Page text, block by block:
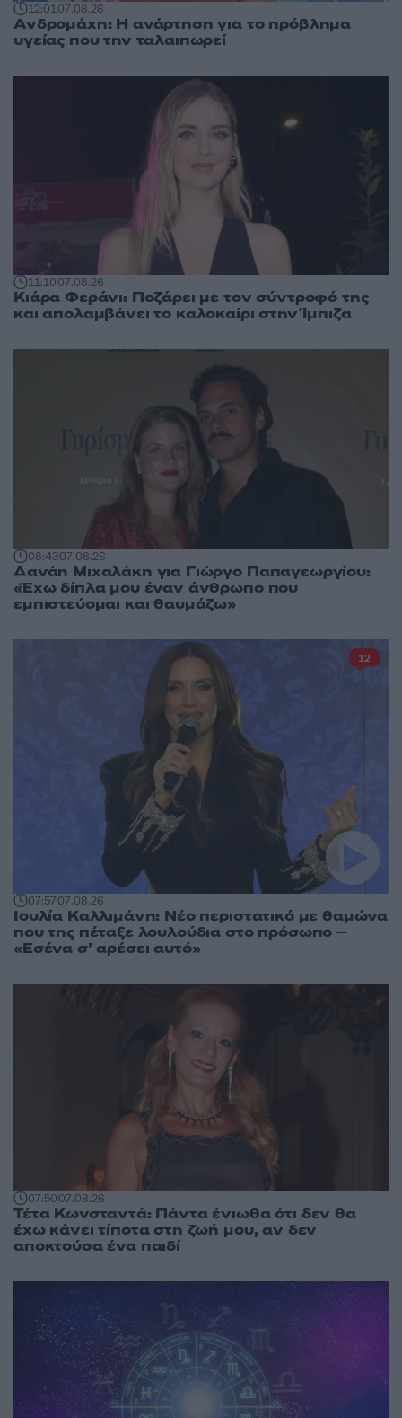
12:0107.08.26
Ανδρομάχη: Η ανάρτηση για το πρόβλημα
υγείας που την ταλαιπωρεί
11:1007.08.26
Κιάρα Φεράνι: Ποζάρει με τον σύντροφό της
και απολαμβάνει το καλοκαίρι στην Ίμπιζα
08:4307.08.26
Δανάη Μιχαλάκη για Γιώργο Παπαγεωργίου:
«Έχω δίπλα μου έναν άνθρωπο που
εμπιστεύομαι και θαυμάζω»
07:5707.08.26
Ιουλία Καλλιμάνη: Νέο περιστατικό με θαμώνα
που της πέταξε λουλούδια στο πρόσωπο –
«Εσένα σ’ αρέσει αυτό»
12
07:5007.08.26
Τέτα Κωνσταντά: Πάντα ένιωθα ότι δεν θα
έχω κάνει τίποτα στη ζωή μου, αν δεν
αποκτούσα ένα παιδί